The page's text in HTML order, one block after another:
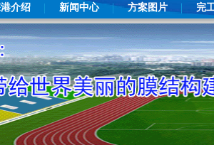
介绍 新闻中心 方案图片 完